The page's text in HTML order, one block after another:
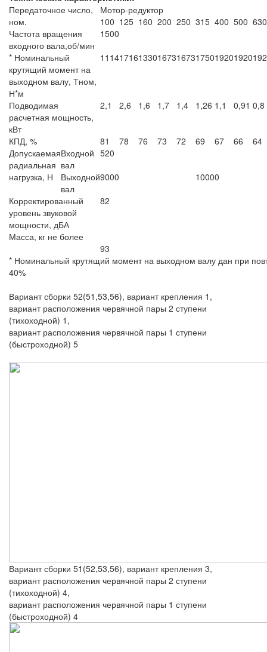
Передаточное число,
ном.
Мотор-редуктор
100 125 160 200 250 315 400 500 630
Частота вращения
входного вала,об/мин
1500
* Номинальный
крутящий момент на
выходном валу, Тном,
Н*м
11141716133016731673175019201920
Подводимая
расчетная мощность,
кВт
2,1 2,6 1,6 1,7 1,4 1,26 1,1 0,91 0,8
КПД, % 81 78 76 73 72 69 67 66
64
Допускаемая
радиальная
нагрузка, Н
Входной
вал
520
Выходной
вал
9000
10000
Корректированный
уровень звуковой
мощности, дБА
82
Масса, кг не более
93
* Номинальный крутящий момент на выходном валу дан при
40%
Вариант сборки 52(51,53,56), вариант крепления 1,
вариант расположения червячной пары 2 ступени
(тихоходной) 1,
вариант расположения червячной пары 1 ступени
(быстроходной) 5
Вариант сборки 51(52,53,56), вариант крепления 3,
вариант расположения червячной пары 2 ступени
(тихоходной) 4,
вариант расположения червячной пары 1 ступени
(быстроходной) 4